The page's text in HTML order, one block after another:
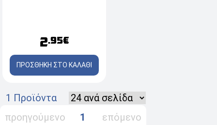
2.95€
ΠΡΟΣΘΗΚΗ ΣΤΟ ΚΑΛΑΘΙ
1 Προϊόντα
προηγούμενο
1 επόμενο